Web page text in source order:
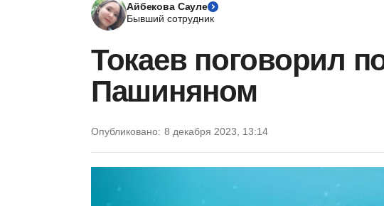
Айбекова Сауле
Бывший сотрудник
Токаев поговорил
Пашиняном
Опубликовано: 8 декабря 2023, 13:14